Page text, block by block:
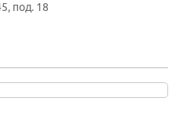
под. 18